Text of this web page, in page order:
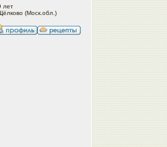
лет
(Моск.обл.)